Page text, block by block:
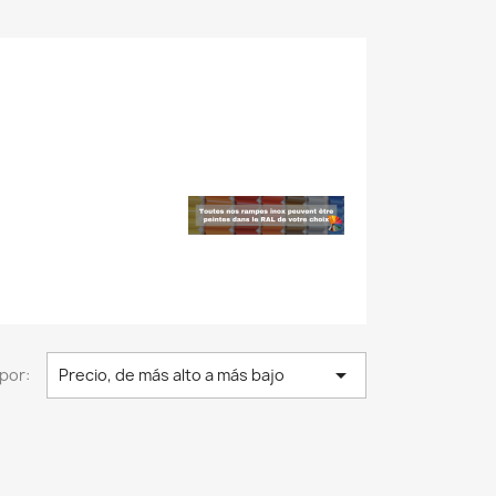
Precio, de más alto a más bajo 